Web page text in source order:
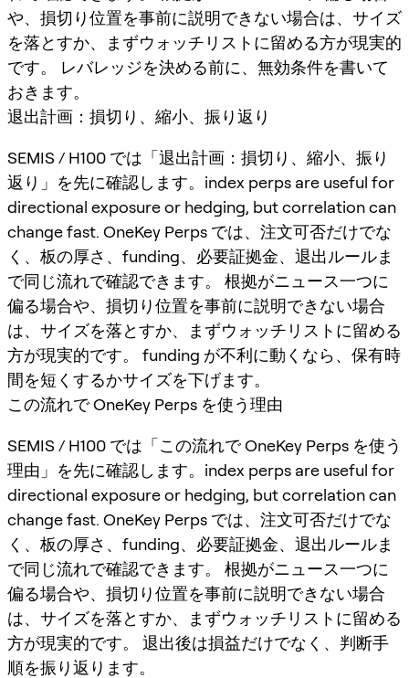
や、損切り位置を事前に説明できない場合は、サイズ
を落とすか、まずウォッチリストに留める方が現実的
です。 レバレッジを決める前に、無効条件を書いて
おきます。
退出計画：損切り、縮小、振り返り
SEMIS / H100 では「退出計画：損切り、縮小、振り
返り」を先に確認します。index perps are useful for
directional exposure or hedging, but correlation can
change fast. OneKey Perps では、注文可否だけでな
く、板の厚さ、funding、必要証拠金、退出ルールま
で同じ流れで確認できます。 根拠がニュース一つに
偏る場合や、損切り位置を事前に説明できない場合
は、サイズを落とすか、まずウォッチリストに留める
方が現実的です。 funding が不利に動くなら、保有時
間を短くするかサイズを下げます。
この流れで OneKey Perps を使う理由
SEMIS / H100 では「この流れで OneKey Perps を使う
理由」を先に確認します。index perps are useful for
directional exposure or hedging, but correlation can
change fast. OneKey Perps では、注文可否だけでな
く、板の厚さ、funding、必要証拠金、退出ルールま
で同じ流れで確認できます。 根拠がニュース一つに
偏る場合や、損切り位置を事前に説明できない場合
は、サイズを落とすか、まずウォッチリストに留める
方が現実的です。 退出後は損益だけでなく、判断手
順を振り返ります。